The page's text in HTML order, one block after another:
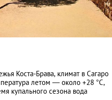
Коста-Брава, климат в Сагаро
летом — около +28 °С,
купального сезона вода